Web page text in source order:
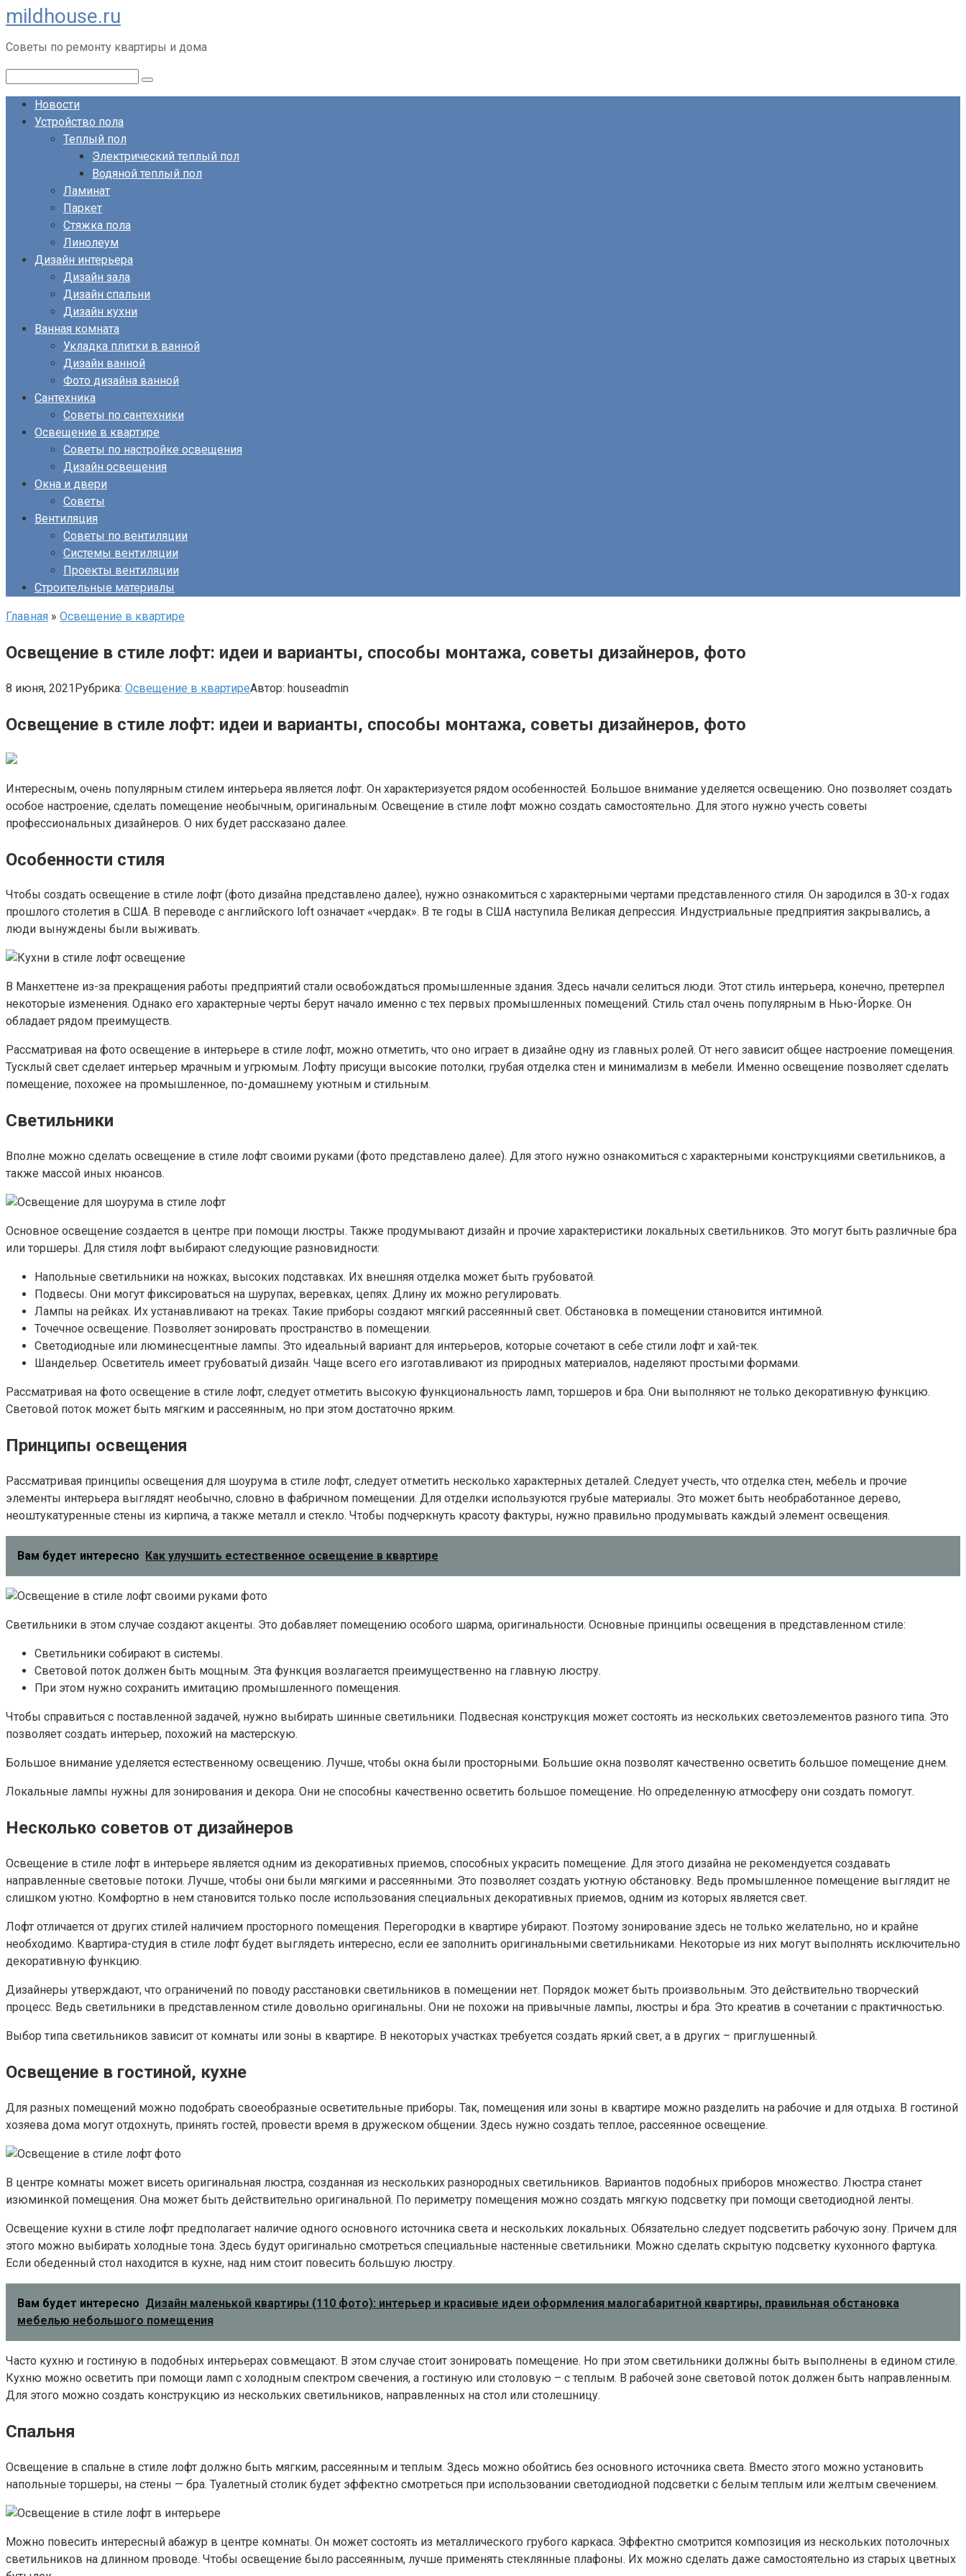
Перейти
к
контенту
mildhouse.ru
Советы по ремонту квартиры и дома
Новости
Устройство пола
Теплый пол
Электрический теплый пол
Водяной теплый пол
Ламинат
Паркет
Стяжка пола
Линолеум
Дизайн интерьера
Дизайн зала
Дизайн спальни
Дизайн кухни
Ванная комната
Укладка плитки в ванной
Дизайн ванной
Фото дизайна ванной
Сантехника
Советы по сантехники
Освещение в квартире
Советы по настройке освещения
Дизайн освещения
Окна и двери
Советы
Вентиляция
Советы по вентиляции
Системы вентиляции
Проекты вентиляции
Строительные материалы
Главная » Освещение в квартире
Освещение в стиле лофт: идеи и варианты, способы монтажа, советы дизайнеров, фото
8 июня, 2021Рубрика: Освещение в квартиреАвтор: houseadmin
Освещение в стиле лофт: идеи и варианты, способы монтажа, советы дизайнеров, фото
Интересным, очень популярным стилем интерьера является лофт. Он характеризуется рядом особенностей. Большое внимание уделяется освещению. Оно позволяет создать
особое настроение, сделать помещение необычным, оригинальным. Освещение в стиле лофт можно создать самостоятельно. Для этого нужно учесть советы
профессиональных дизайнеров. О них будет рассказано далее.
Особенности стиля
Чтобы создать освещение в стиле лофт (фото дизайна представлено далее), нужно ознакомиться с характерными чертами представленного стиля. Он зародился в 30-х годах
прошлого столетия в США. В переводе с английского loft означает «чердак». В те годы в США наступила Великая депрессия. Индустриальные предприятия закрывались, а
люди вынуждены были выживать.
В Манхеттене из-за прекращения работы предприятий стали освобождаться промышленные здания. Здесь начали селиться люди. Этот стиль интерьера, конечно, претерпел
некоторые изменения. Однако его характерные черты берут начало именно с тех первых промышленных помещений. Стиль стал очень популярным в Нью-Йорке. Он
обладает рядом преимуществ.
Рассматривая на фото освещение в интерьере в стиле лофт, можно отметить, что оно играет в дизайне одну из главных ролей. От него зависит общее настроение помещения.
Тусклый свет сделает интерьер мрачным и угрюмым. Лофту присущи высокие потолки, грубая отделка стен и минимализм в мебели. Именно освещение позволяет сделать
помещение, похожее на промышленное, по-домашнему уютным и стильным.
Светильники
Вполне можно сделать освещение в стиле лофт своими руками (фото представлено далее). Для этого нужно ознакомиться с характерными конструкциями светильников, а
также массой иных нюансов.
Основное освещение создается в центре при помощи люстры. Также продумывают дизайн и прочие характеристики локальных светильников. Это могут быть различные бра
или торшеры. Для стиля лофт выбирают следующие разновидности:
Напольные светильники на ножках, высоких подставках. Их внешняя отделка может быть грубоватой.
Подвесы. Они могут фиксироваться на шурупах, веревках, цепях. Длину их можно регулировать.
Лампы на рейках. Их устанавливают на треках. Такие приборы создают мягкий рассеянный свет. Обстановка в помещении становится интимной.
Точечное освещение. Позволяет зонировать пространство в помещении.
Светодиодные или люминесцентные лампы. Это идеальный вариант для интерьеров, которые сочетают в себе стили лофт и хай-тек.
Шандельер. Осветитель имеет грубоватый дизайн. Чаще всего его изготавливают из природных материалов, наделяют простыми формами.
Рассматривая на фото освещение в стиле лофт, следует отметить высокую функциональность ламп, торшеров и бра. Они выполняют не только декоративную функцию.
Световой поток может быть мягким и рассеянным, но при этом достаточно ярким.
Принципы освещения
Рассматривая принципы освещения для шоурума в стиле лофт, следует отметить несколько характерных деталей. Следует учесть, что отделка стен, мебель и прочие
элементы интерьера выглядят необычно, словно в фабричном помещении. Для отделки используются грубые материалы. Это может быть необработанное дерево,
неоштукатуренные стены из кирпича, а также металл и стекло. Чтобы подчеркнуть красоту фактуры, нужно правильно продумывать каждый элемент освещения.
Вам будет интересно Как улучшить естественное освещение в квартире
Светильники в этом случае создают акценты. Это добавляет помещению особого шарма, оригинальности. Основные принципы освещения в представленном стиле:
Светильники собирают в системы.
Световой поток должен быть мощным. Эта функция возлагается преимущественно на главную люстру.
При этом нужно сохранить имитацию промышленного помещения.
Чтобы справиться с поставленной задачей, нужно выбирать шинные светильники. Подвесная конструкция может состоять из нескольких светоэлементов разного типа. Это
позволяет создать интерьер, похожий на мастерскую.
Большое внимание уделяется естественному освещению. Лучше, чтобы окна были просторными. Большие окна позволят качественно осветить большое помещение днем.
Локальные лампы нужны для зонирования и декора. Они не способны качественно осветить большое помещение. Но определенную атмосферу они создать помогут.
Несколько советов от дизайнеров
Освещение в стиле лофт в интерьере является одним из декоративных приемов, способных украсить помещение. Для этого дизайна не рекомендуется создавать
направленные световые потоки. Лучше, чтобы они были мягкими и рассеянными. Это позволяет создать уютную обстановку. Ведь промышленное помещение выглядит не
слишком уютно. Комфортно в нем становится только после использования специальных декоративных приемов, одним из которых является свет.
Лофт отличается от других стилей наличием просторного помещения. Перегородки в квартире убирают. Поэтому зонирование здесь не только желательно, но и крайне
необходимо. Квартира-студия в стиле лофт будет выглядеть интересно, если ее заполнить оригинальными светильниками. Некоторые из них могут выполнять исключительно
декоративную функцию.
Дизайнеры утверждают, что ограничений по поводу расстановки светильников в помещении нет. Порядок может быть произвольным. Это действительно творческий
процесс. Ведь светильники в представленном стиле довольно оригинальны. Они не похожи на привычные лампы, люстры и бра. Это креатив в сочетании с практичностью.
Выбор типа светильников зависит от комнаты или зоны в квартире. В некоторых участках требуется создать яркий свет, а в других – приглушенный.
Освещение в гостиной, кухне
Для разных помещений можно подобрать своеобразные осветительные приборы. Так, помещения или зоны в квартире можно разделить на рабочие и для отдыха. В гостиной
хозяева дома могут отдохнуть, принять гостей, провести время в дружеском общении. Здесь нужно создать теплое, рассеянное освещение.
В центре комнаты может висеть оригинальная люстра, созданная из нескольких разнородных светильников. Вариантов подобных приборов множество. Люстра станет
изюминкой помещения. Она может быть действительно оригинальной. По периметру помещения можно создать мягкую подсветку при помощи светодиодной ленты.
Освещение кухни в стиле лофт предполагает наличие одного основного источника света и нескольких локальных. Обязательно следует подсветить рабочую зону. Причем для
этого можно выбирать холодные тона. Здесь будут оригинально смотреться специальные настенные светильники. Можно сделать скрытую подсветку кухонного фартука.
Если обеденный стол находится в кухне, над ним стоит повесить большую люстру.
Вам будет интересно Дизайн маленькой квартиры (110 фото): интерьер и красивые идеи оформления малогабаритной квартиры, правильная обстановка
мебелью небольшого помещения
Часто кухню и гостиную в подобных интерьерах совмещают. В этом случае стоит зонировать помещение. Но при этом светильники должны быть выполнены в едином стиле.
Кухню можно осветить при помощи ламп с холодным спектром свечения, а гостиную или столовую – с теплым. В рабочей зоне световой поток должен быть направленным.
Для этого можно создать конструкцию из нескольких светильников, направленных на стол или столешницу.
Спальня
Освещение в спальне в стиле лофт должно быть мягким, рассеянным и теплым. Здесь можно обойтись без основного источника света. Вместо этого можно установить
напольные торшеры, на стены — бра. Туалетный столик будет эффектно смотреться при использовании светодиодной подсветки с белым теплым или желтым свечением.
Можно повесить интересный абажур в центре комнаты. Он может состоять из металлического грубого каркаса. Эффектно смотрится композиция из нескольких потолочных
светильников на длинном проводе. Чтобы освещение было рассеянным, лучше применять стеклянные плафоны. Их можно сделать даже самостоятельно из старых цветных